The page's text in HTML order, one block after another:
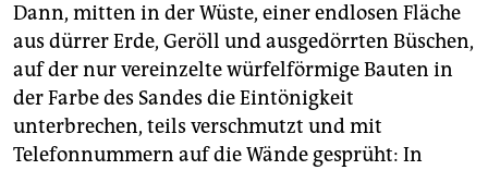
Dann, mitten in der Wüste, einer endlosen Fläche
aus dürrer Erde, Geröll und ausgedörrten Büschen,
auf der nur vereinzelte würfelförmige Bauten in
der Farbe des Sandes die Eintönigkeit
unterbrechen, teils verschmutzt und mit
Telefonnummern auf die Wände gesprüht: In